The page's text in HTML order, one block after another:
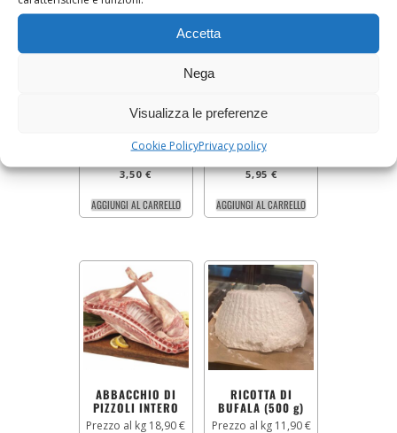
Accetta
Nega
Visualizza le preferenze
Cookie PolicyPrivacy policy
3,50€
AGGIUNGI AL CARRELLO
(500 g)
5,95€
AGGIUNGI AL CARRELLO
ABBACCHIO DI
PIZZOLI INTERO
Prezzo al kg 18,90 €
RICOTTA DI
BUFALA (500 g)
Prezzo al kg 11,90 €